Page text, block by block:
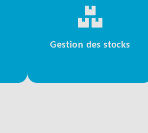
Gestion des stocks